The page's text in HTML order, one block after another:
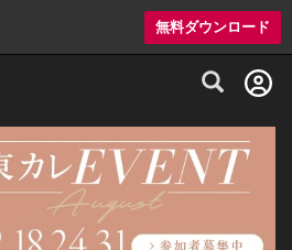
無料ダウンロード
ルメ情報・プレミアムレストラン予約